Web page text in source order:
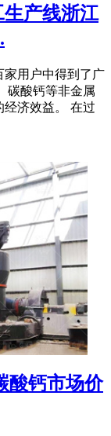
产线浙江
家用户中得到了广
碳酸钙等非金属
济效益。 在过
酸钙市场价